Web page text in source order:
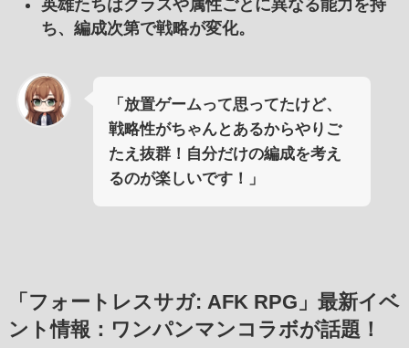
英雄たちはクラスや属性ごとに異なる能力を持
ち、編成次第で戦略が変化。
「放置ゲームって思ってたけど、
戦略性がちゃんとあるからやりご
たえ抜群！自分だけの編成を考え
るのが楽しいです！」
「フォートレスサガ: AFK RPG」最新イベ
ント情報：ワンパンマンコラボが話題！